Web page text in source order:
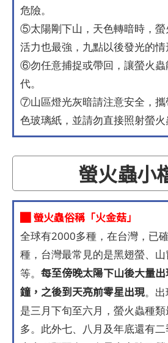
危險。
⑤太陽剛下山，天色轉暗時，螢
活力也最強，九點以後發光的情
⑥勿任意捕捉或帶回，讓螢火蟲
代。
⑦山區燈光灰暗請注意安全，攜
色玻璃紙，並請勿直接照射螢火
螢火蟲小
█ 螢火蟲俗稱「火金菇」
全球有2000多種，在台灣，已
種，台灣最常見的是黑翅螢、
等。 每至傍晚太陽下山後大量
鐘，之後到天亮前零星出現。
是三月下旬至六月，螢火蟲種
多。此外七、八月及年底還有